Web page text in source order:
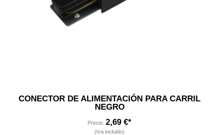
CONECTOR DE ALIMENTACIÓN PARA CARRIL
NEGRO
Precio: 2,69 €*
(Iva incluido)